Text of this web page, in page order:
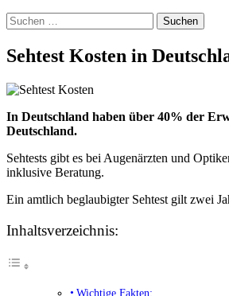
Suchen
nach:
Sehtest Kosten in
In Deutschland haben über 40% der
Deutschland.
Sehtests gibt es bei Augenärzten und
inklusive Beratung.
Ein amtlich beglaubigter Sehtest gilt zwei
Inhaltsverzeichnis:
Wichtige Fakten: